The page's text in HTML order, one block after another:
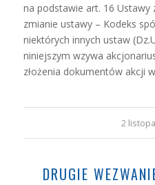
na podstawie art. 16 Ustawy
zmianie ustawy – Kodeks
niektórych innych ustaw
niniejszym wzywa
złożenia dokumentów akcji
2
DRUGIE